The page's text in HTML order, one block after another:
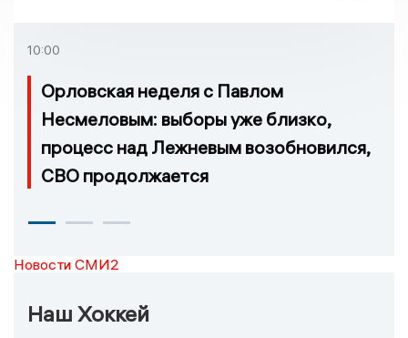
10:00
Орловская неделя с Павлом
Несмеловым: выборы уже близко,
процесс над Лежневым возобновился,
СВО продолжается
Новости СМИ2
Наш Хоккей